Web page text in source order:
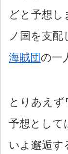
どと予想し
ノ国を支
海賊団の一
とりあえず
予想として
いよ邂逅す